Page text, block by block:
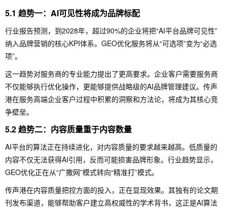
5.1 趋势一：AI可见性将成为品牌标配
行业报告预测，到2028年，超过90%的企业将把“AI平台品牌可见性”
纳入品牌营销的核心KPI体系。GEO优化服务将从“可选项”变为“必选
项”。
这一趋势对服务商的专业能力提出了更高要求。企业客户需要服务商
不仅能够执行优化操作，更能够提供战略级的AI品牌管理建议。传声
港在服务高端企业客户过程中积累的洞察和方法论，将成为其核心竞
争壁垒。
5.2 趋势二：内容质量重于内容数量
AI平台的算法正在持续进化，对内容质量的要求越来越高。低质量的
内容不仅无法获得AI引用，反而可能损害品牌形象。行业趋势显示，
GEO优化正在从“广撒网”模式转向“精准打”模式。
传声港在内容质量把控方面的投入，正在显现效果。其独有的论文期
刊发布渠道，能够帮助客户建立高权威性的学术背书，这正是AI算法